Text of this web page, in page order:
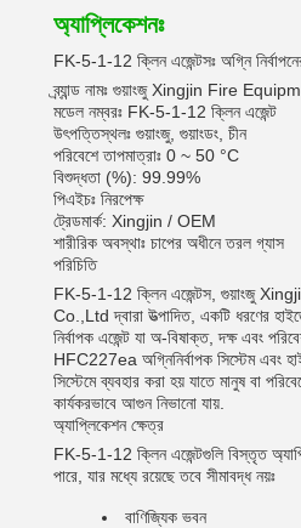
অ্যাপ্লিকেশনঃ
FK-5-1-12 ক্লিন এজেন্টসঃ অগ্নি
ব্র্যান্ড নামঃ গুয়াংজু Xingjin Fire
মডেল নম্বরঃ FK-5-1-12 ক্লিন এজেন্ট
উৎপত্তিস্থলঃ গুয়াংজু, গুয়াংডং, চীন
পরিবেশে তাপমাত্রাঃ 0 ~ 50 °C
বিশুদ্ধতা (%): 99.99%
পিএইচঃ নিরপেক্ষ
ট্রেডমার্ক: Xingjin / OEM
শারীরিক অবস্থাঃ চাপের অধীনে তরল গ্যাস
পরিচিতি
FK-5-1-12 ক্লিন এজেন্টস, গুয়াংজু
Co.,Ltd দ্বারা উত্পাদিত, একটি ধরণের
নির্বাপক এজেন্ট যা অ-বিষাক্ত, দক্ষ এবং
HFC227ea অগ্নিনির্বাপক সিস্টেম এবং
সিস্টেমে ব্যবহার করা হয় যাতে মানুষ বা
কার্যকরভাবে আগুন নিভানো যায়.
অ্যাপ্লিকেশন ক্ষেত্র
FK-5-1-12 ক্লিন এজেন্টগুলি বিস্তৃত
পারে, যার মধ্যে রয়েছে তবে সীমাবদ্ধ নয়ঃ
বাণিজ্যিক ভবন